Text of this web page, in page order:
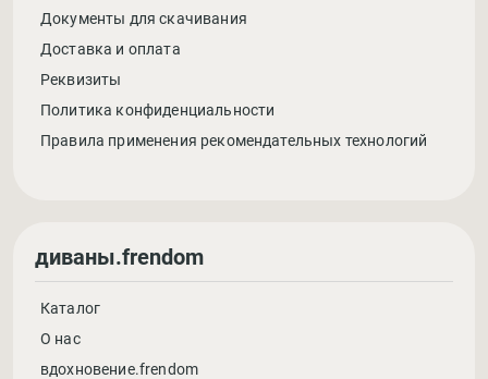
Документы для скачивания
Доставка и оплата
Реквизиты
Политика конфиденциальности
Правила применения рекомендательных технологий
диваны.frendom
Каталог
О нас
вдохновение.frendom